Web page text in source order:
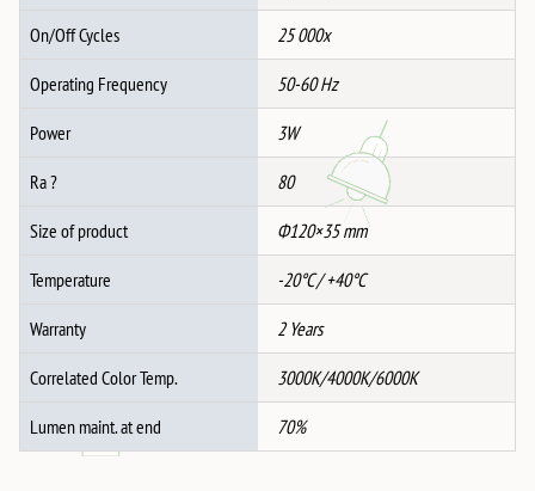
On/Off Cycles 25 000x
Operating Frequency 50-60 Hz
Power 3W
Ra ? 80
Size of product Ф120×35 mm
Temperature -20°C / +40°C
Warranty 2 Years
Correlated Color Temp. 3000K/4000K/6000K
Lumen maint. at end 70%